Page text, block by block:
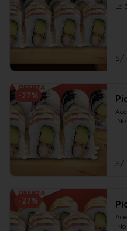
La
S/
-27%
S/
-27%